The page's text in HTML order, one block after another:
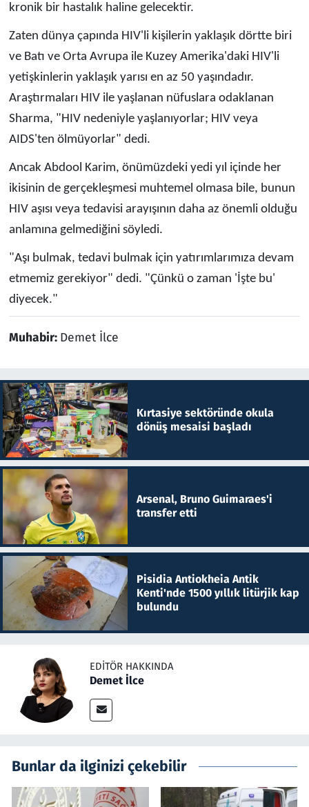
kronik bir hastalık haline gelecektir.
Zaten dünya çapında HIV'li kişilerin yaklaşık dörtte biri
ve Batı ve Orta Avrupa ile Kuzey Amerika'daki HIV'li
yetişkinlerin yaklaşık yarısı en az 50 yaşındadır.
Araştırmaları HIV ile yaşlanan nüfuslara odaklanan
Sharma, "HIV nedeniyle yaşlanıyorlar; HIV veya
AIDS'ten ölmüyorlar" dedi.
Ancak Abdool Karim, önümüzdeki yedi yıl içinde her
ikisinin de gerçekleşmesi muhtemel olmasa bile, bunun
HIV aşısı veya tedavisi arayışının daha az önemli olduğu
anlamına gelmediğini söyledi.
"Aşı bulmak, tedavi bulmak için yatırımlarımıza devam
etmemiz gerekiyor" dedi. "Çünkü o zaman 'İşte bu'
diyecek."
Muhabir: Demet İlce
Kırtasiye sektöründe okula
dönüş mesaisi başladı
Arsenal, Bruno Guimaraes'i
transfer etti
Pisidia Antiokheia Antik
Kenti'nde 1500 yıllık litürjik kap
bulundu
EDITÖR HAKKINDA
Demet İlce
Bunlar da ilginizi çekebilir